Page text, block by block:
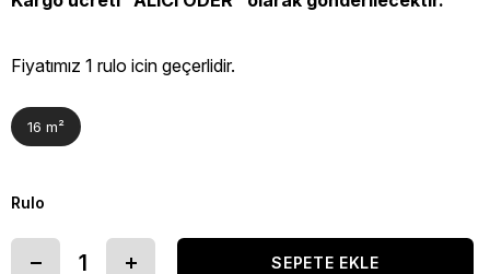
Fiyatımız 1 rulo icin geçerlidir.
16 m²
Rulo